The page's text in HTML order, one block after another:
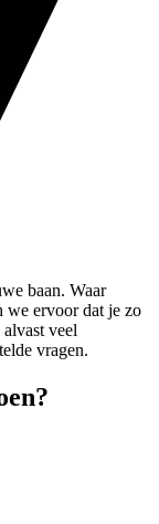
baan. Waar
we ervoor dat je zo
veel
vragen.